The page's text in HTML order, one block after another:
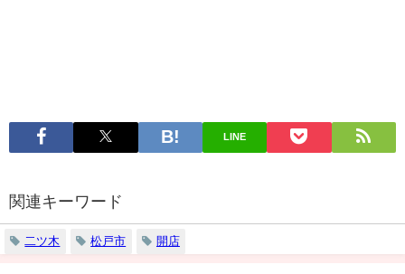
LINE
関連キーワード
二ツ木 松戸市 開店